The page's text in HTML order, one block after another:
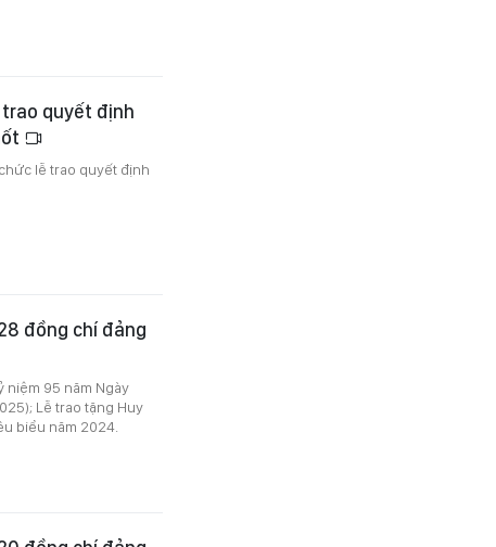
trao quyết định
lễ trao quyết định
đồng chí đảng
niệm 95 năm Ngày
Lễ trao tặng Huy
biểu năm 2024.